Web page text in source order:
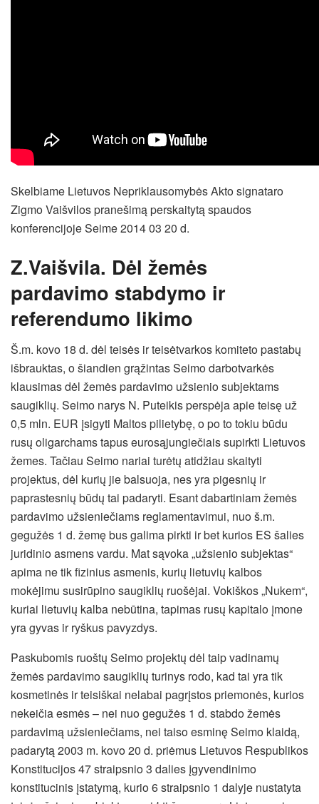
Skelbiame Lietuvos Nepriklausomybės Akto signataro
Zigmo Vaišvilos pranešimą perskaitytą spaudos
konferencijoje Seime 2014 03 20 d.
Z.Vaišvila. Dėl žemės
pardavimo stabdymo ir
referendumo likimo
Š.m. kovo 18 d. dėl teisės ir teisėtvarkos komiteto pastabų
išbrauktas, o šiandien grąžintas Seimo darbotvarkės
klausimas dėl žemės pardavimo užsienio subjektams
saugiklių. Seimo narys N. Puteikis perspėja apie teisę už
0,5 mln. EUR įsigyti Maltos pilietybę, o po to tokiu būdu
rusų oligarchams tapus eurosąjungiečiais supirkti Lietuvos
žemes. Tačiau Seimo nariai turėtų atidžiau skaityti
projektus, dėl kurių jie balsuoja, nes yra pigesnių ir
paprastesnių būdų tai padaryti. Esant dabartiniam žemės
pardavimo užsieniečiams reglamentavimui, nuo š.m.
gegužės 1 d. žemę bus galima pirkti ir bet kurios ES šalies
juridinio asmens vardu. Mat sąvoka „užsienio subjektas“
apima ne tik fizinius asmenis, kurių lietuvių kalbos
mokėjimu susirūpino saugiklių ruošėjai. Vokiškos „Nukem“,
kuriai lietuvių kalba nebūtina, tapimas rusų kapitalo įmone
yra gyvas ir ryškus pavyzdys.
Paskubomis ruoštų Seimo projektų dėl taip vadinamų
žemės pardavimo saugiklių turinys rodo, kad tai yra tik
kosmetinės ir teisiškai nelabai pagrįstos priemonės, kurios
nekeičia esmės – nei nuo gegužės 1 d. stabdo žemės
pardavimą užsieniečiams, nei taiso esminę Seimo klaidą,
padarytą 2003 m. kovo 20 d. priėmus Lietuvos Respublikos
Konstitucijos 47 straipsnio 3 dalies įgyvendinimo
konstitucinis įstatymą, kurio 6 straipsnio 1 dalyje nustatyta